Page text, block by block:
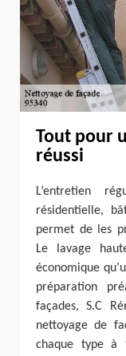
Tout pour
réussi
L’entretien
résidentielle,
permet de les
Le lavage
économique
préparation
façades, S.C
nettoyage de
chaque type à